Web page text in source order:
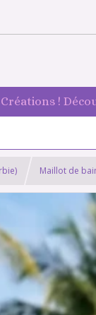
!
Maillot de